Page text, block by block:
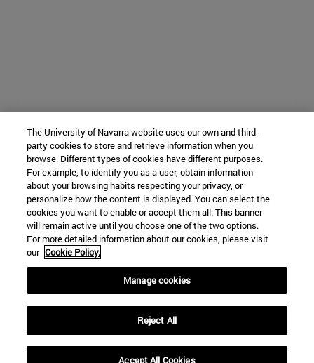
The University of Navarra website uses our own and third-
party cookies to store and retrieve information when you
browse. Different types of cookies have different purposes.
For example, to identify you as a user, obtain information
about your browsing habits respecting your privacy, or
personalize how the content is displayed. You can select the
cookies you want to enable or accept them all. This banner
will remain active until you choose one of the two options.
For more detailed information about our cookies, please visit
our Cookie Policy.
Manage cookies
Reject All
Accept All Cookies